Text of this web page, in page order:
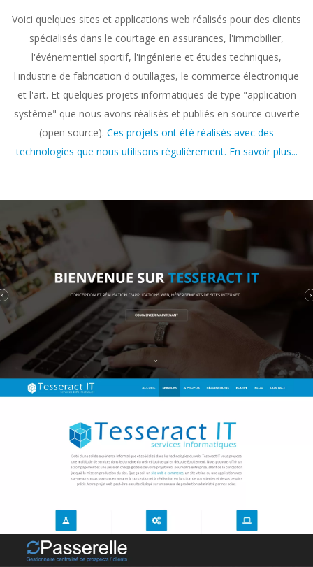
Voici quelques sites et applications web réalisés pour des clients
spécialisés dans le courtage en assurances, l'immobilier,
l'événementiel sportif, l'ingénierie et études techniques,
l'industrie de fabrication d'outillages, le commerce électronique
et l'art. Et quelques projets informatiques de type "application
système" que nous avons réalisés et publiés en source ouverte
(open source). Ces projets ont été réalisés avec des
technologies que nous utilisons régulièrement. En savoir plus...